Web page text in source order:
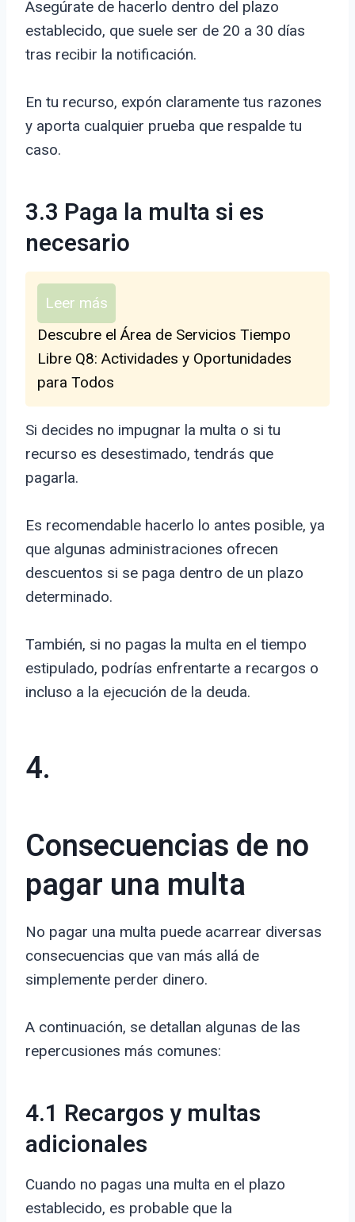
Asegúrate de hacerlo dentro del plazo
establecido, que suele ser de 20 a 30 días
tras recibir la notificación.
En tu recurso, expón claramente tus razones
y aporta cualquier prueba que respalde tu
caso.
3.3 Paga la multa si es
necesario
Leer más
Descubre el Área de Servicios Tiempo
Libre Q8: Actividades y Oportunidades
para Todos
Si decides no impugnar la multa o si tu
recurso es desestimado, tendrás que
pagarla.
Es recomendable hacerlo lo antes posible, ya
que algunas administraciones ofrecen
descuentos si se paga dentro de un plazo
determinado.
También, si no pagas la multa en el tiempo
estipulado, podrías enfrentarte a recargos o
incluso a la ejecución de la deuda.
4.
Consecuencias de no
pagar una multa
No pagar una multa puede acarrear diversas
consecuencias que van más allá de
simplemente perder dinero.
A continuación, se detallan algunas de las
repercusiones más comunes:
4.1 Recargos y multas
adicionales
Cuando no pagas una multa en el plazo
establecido, es probable que la